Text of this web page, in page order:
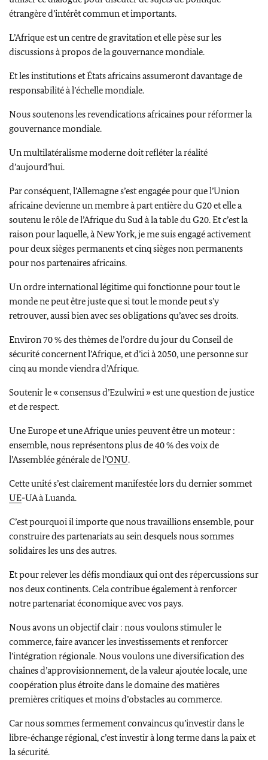
étrangère d’intérêt commun et importants.
L’Afrique est un centre de gravitation et elle pèse sur les
discussions à propos de la gouvernance mondiale.
Et les institutions et États africains assumeront davantage de
responsabilité à l’échelle mondiale.
Nous soutenons les revendications africaines pour réformer la
gouvernance mondiale.
Un multilatéralisme moderne doit refléter la réalité
d’aujourd’hui.
Par conséquent, l’Allemagne s’est engagée pour que l’Union
africaine devienne un membre à part entière du G20 et elle a
soutenu le rôle de l’Afrique du Sud à la table du G20. Et c’est la
raison pour laquelle, à New York, je me suis engagé activement
pour deux sièges permanents et cinq sièges non permanents
pour nos partenaires africains.
Un ordre international légitime qui fonctionne pour tout le
monde ne peut être juste que si tout le monde peut s’y
retrouver, aussi bien avec ses obligations qu’avec ses droits.
Environ 70 % des thèmes de l’ordre du jour du Conseil de
sécurité concernent l’Afrique, et d’ici à 2050, une personne sur
cinq au monde viendra d’Afrique.
Soutenir le « consensus d’Ezulwini » est une question de justice
et de respect.
Une Europe et une Afrique unies peuvent être un moteur :
ensemble, nous représentons plus de 40 % des voix de
l’Assemblée générale de l’ONU.
Cette unité s’est clairement manifestée lors du dernier sommet
UE-UA à Luanda.
C’est pourquoi il importe que nous travaillions ensemble, pour
construire des partenariats au sein desquels nous sommes
solidaires les uns des autres.
Et pour relever les défis mondiaux qui ont des répercussions sur
nos deux continents. Cela contribue également à renforcer
notre partenariat économique avec vos pays.
Nous avons un objectif clair : nous voulons stimuler le
commerce, faire avancer les investissements et renforcer
l’intégration régionale. Nous voulons une diversification des
chaînes d’approvisionnement, de la valeur ajoutée locale, une
coopération plus étroite dans le domaine des matières
premières critiques et moins d’obstacles au commerce.
Car nous sommes fermement convaincus qu’investir dans le
libre-échange régional, c’est investir à long terme dans la paix et
la sécurité.